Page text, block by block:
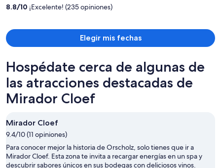
por
8.8/10 ¡Excelente! (235 opiniones)
Elegir mis fechas
Hospédate cerca de algunas de
las atracciones destacadas de
Mirador Cloef
Mirador Cloef
9.4/10 (11 opiniones)
Para conocer mejor la historia de Orscholz, solo tienes que ir a
Mirador Cloef. Esta zona te invita a recargar energías en un spa y
descubrir sabores únicos en sus bodegas con deliciosos vinos.